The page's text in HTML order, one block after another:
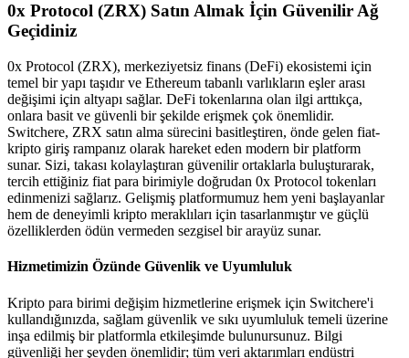
0x Protocol (ZRX) Satın Almak İçin Güvenilir Ağ
Geçidiniz
0x Protocol (ZRX), merkeziyetsiz finans (DeFi) ekosistemi için
temel bir yapı taşıdır ve Ethereum tabanlı varlıkların eşler arası
değişimi için altyapı sağlar. DeFi tokenlarına olan ilgi arttıkça,
onlara basit ve güvenli bir şekilde erişmek çok önemlidir.
Switchere, ZRX satın alma sürecini basitleştiren, önde gelen fiat-
kripto giriş rampanız olarak hareket eden modern bir platform
sunar. Sizi, takası kolaylaştıran güvenilir ortaklarla buluşturarak,
tercih ettiğiniz fiat para birimiyle doğrudan 0x Protocol tokenları
edinmenizi sağlarız. Gelişmiş platformumuz hem yeni başlayanlar
hem de deneyimli kripto meraklıları için tasarlanmıştır ve güçlü
özelliklerden ödün vermeden sezgisel bir arayüz sunar.
Hizmetimizin Özünde Güvenlik ve Uyumluluk
Kripto para birimi değişim hizmetlerine erişmek için Switchere'i
kullandığınızda, sağlam güvenlik ve sıkı uyumluluk temeli üzerine
inşa edilmiş bir platformla etkileşimde bulunursunuz. Bilgi
güvenliği her şeyden önemlidir; tüm veri aktarımları endüstri